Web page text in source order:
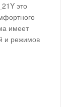
это
имеет
и режимов